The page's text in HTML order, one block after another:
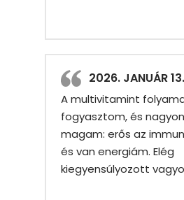
2026. JANUÁR 13.
A multivitamint
fogyasztom, és
magam: erős az
és van energiám. Elég
kiegyensúlyozott